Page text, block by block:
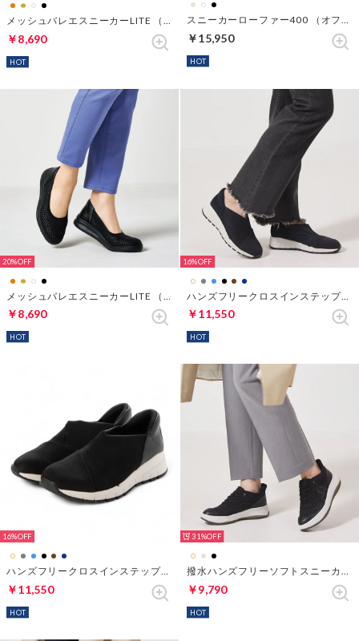
￥8,690
HOT
￥15,950
HOT
20%
￥8,690
HOT
16%
ハンズフリークロスインステップスニーカー （ネイビー）
￥11,550
HOT
16%
ハンズフリークロスインステップスニーカー （ブラック3）
￥11,550
HOT
31%
撥水ハンズフリーソフトスニーカー651 （ブラック）
￥9,790
HOT